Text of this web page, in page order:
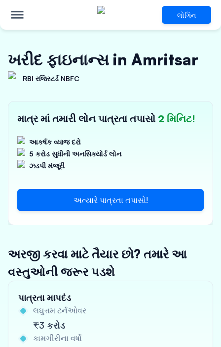
લોગિન
ખરીદ ફાઇનાન્સ in Amritsar
RBI રજિસ્ટર્ડ NBFC
માત્ર માં તમારી લોન પાત્રતા તપાસો 2 મિનિટ!
આકર્ષક વ્યાજ દરો
5 કરોડ સુધીની અનસિક્યોર્ડ લોન
ઝડપી મંજૂરી
અત્યારે પાત્રતા તપાસો!
અરજી કરવા માટે તૈયાર છો? તમારે આ
વસ્તુઓની જરૂર પડશે
પાત્રતા માપદંડ
લઘુત્તમ ટર્નઓવર
₹3 કરોડ
કામગીરીના વર્ષો